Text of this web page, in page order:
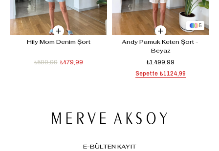
Hily Mom Denim Şort
₺479,99
₺599,99
5
Andy Pamuk Keten Şort -
Beyaz
₺1.499,99
Sepette ₺1124,99
E-BÜLTEN KAYIT